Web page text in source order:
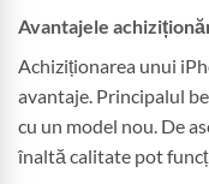
Avantajele
Achiziționarea unui
avantaje. Principalul
cu un model nou. De
înaltă calitate pot